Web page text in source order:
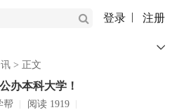
登录 注册
> 正文
办本科大学！
帮 阅读 1919